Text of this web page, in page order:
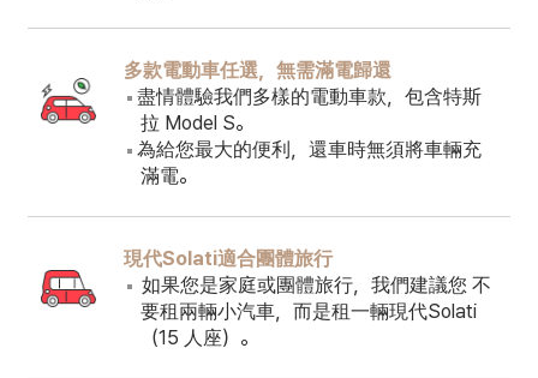
多款電動車任選，無需滿電歸還
盡情體驗我們多樣的電動車款，包含特斯
拉 Model S。
為給您最大的便利，還車時無須將車輛充
滿電。
現代Solati適合團體旅行
如果您是家庭或團體旅行，我們建議您 不
要租兩輛小汽車，而是租一輛現代Solati
（15 人座）。